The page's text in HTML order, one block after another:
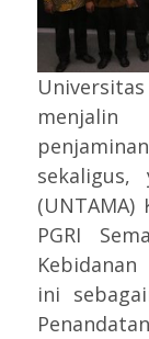
sekaligus,
PGRI
ini